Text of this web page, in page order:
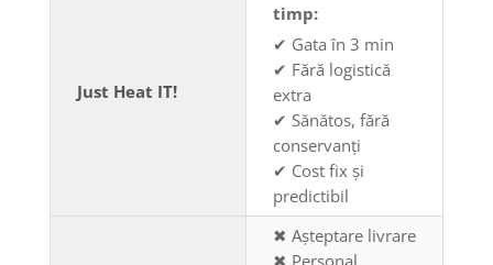
Just Heat IT!
timp:
✔ Gata în 3 min
✔ Fără logistică
extra
✔ Sănătos, fără
conservanți
✔ Cost fix și
predictibil
✖ Așteptare livrare
✖ Personal